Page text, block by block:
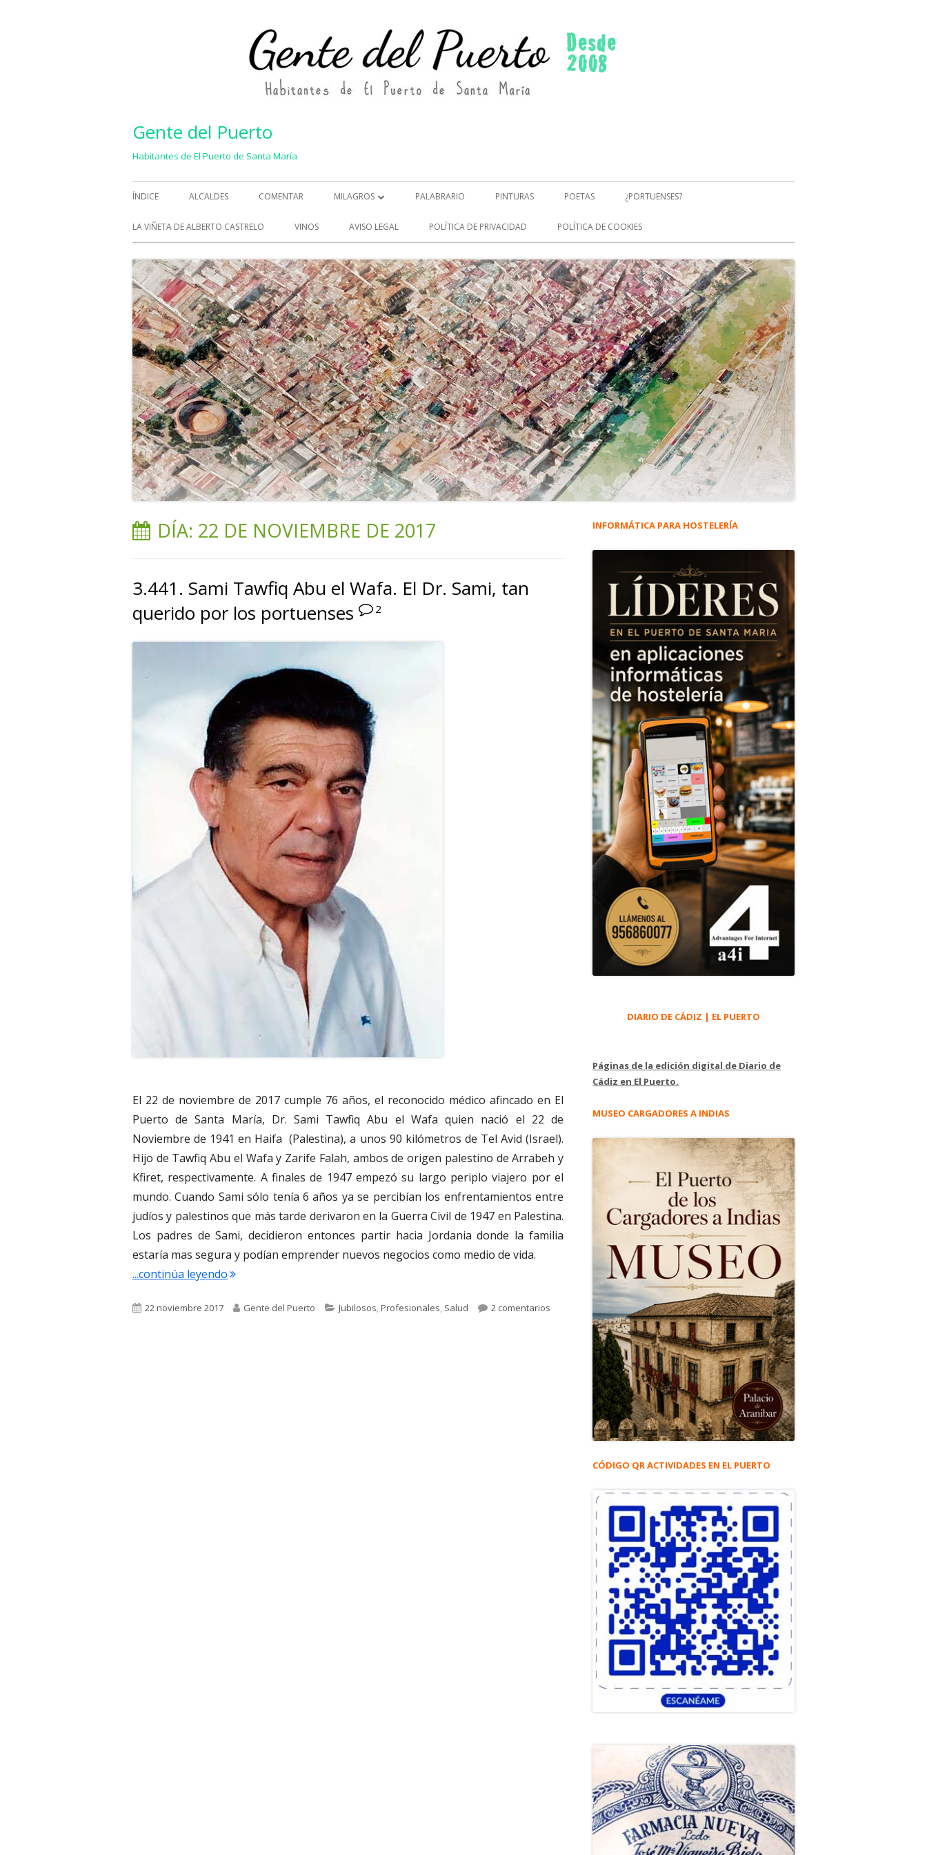
Gente del Puerto
Habitantes de El Puerto de Santa María
Menú
principal
ÍNDICE ALCALDES COMENTAR MILAGROS
MILAGROS (2)
PALABRARIO PINTURAS POETAS ¿PORTUENSES?
LA VIÑETA DE ALBERTO CASTRELO VINOS AVISO LEGAL POLÍTICA DE PRIVACIDAD POLÍTICA DE COOKIES
DÍA: 22 DE NOVIEMBRE DE 2017
3.441. Sami Tawfiq Abu el Wafa. El Dr. Sami, tan
querido por los portuenses
2
El 22 de noviembre de 2017 cumple 76 años, el reconocido médico afincado en El
Puerto de Santa María, Dr. Sami Tawfiq Abu el Wafa quien nació el 22 de
Noviembre de 1941 en Haifa (Palestina), a unos 90 kilómetros de Tel Avid (Israel).
Hijo de Tawfiq Abu el Wafa y Zarife Falah, ambos de origen palestino de Arrabeh y
Kfiret, respectivamente. A finales de 1947 empezó su largo periplo viajero por el
mundo. Cuando Sami sólo tenía 6 años ya se percibían los enfrentamientos entre
judíos y palestinos que más tarde derivaron en la Guerra Civil de 1947 en Palestina.
Los padres de Sami, decidieron entonces partir hacia Jordania donde la familia
estaría mas segura y podían emprender nuevos negocios como medio de vida.
...continúa leyendo"3.441. Sami Tawfiq Abu el Wafa. El Dr. Sami, tan querido por los portuenses"
Publicado
22 noviembre 2017 Autor
Gente del Puerto Categorías
Jubilosos,Profesionales, Salud 2 comentarios en 3.441. Sami Tawfiq Abu el Wafa. El Dr. Sami, tan querido por los portuenses
Barra
principal
INFORMÁTICA PARA HOSTELERÍA
DIARIO DE CÁDIZ | EL PUERTO
Páginas de la edición digital de Diario de
Cádiz en El Puerto.
MUSEO CARGADORES A INDIAS
CÓDIGO QR ACTIVIDADES EN EL PUERTO